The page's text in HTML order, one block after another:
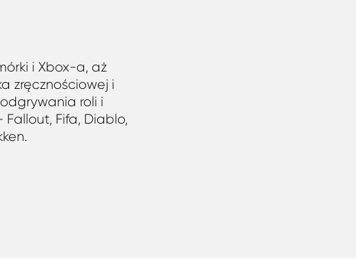
i Xbox-a, aż
zręcznościowej i
roli i
Fifa, Diablo,